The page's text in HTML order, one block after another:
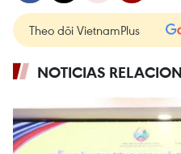
Theo dõi VietnamPlus
NOTICIAS